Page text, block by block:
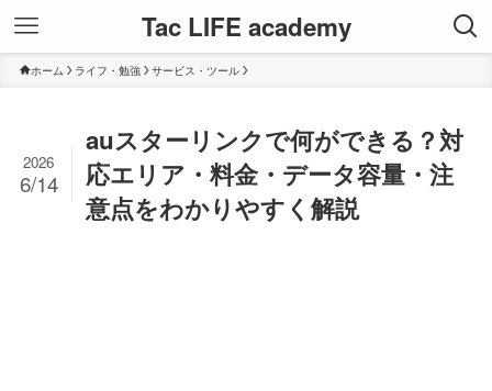
Tac LIFE academy
ホーム ライフ・勉強 サービス・ツール
auスターリンクで何ができる？対
応エリア・料金・データ容量・注
意点をわかりやすく解説
2026
6/14